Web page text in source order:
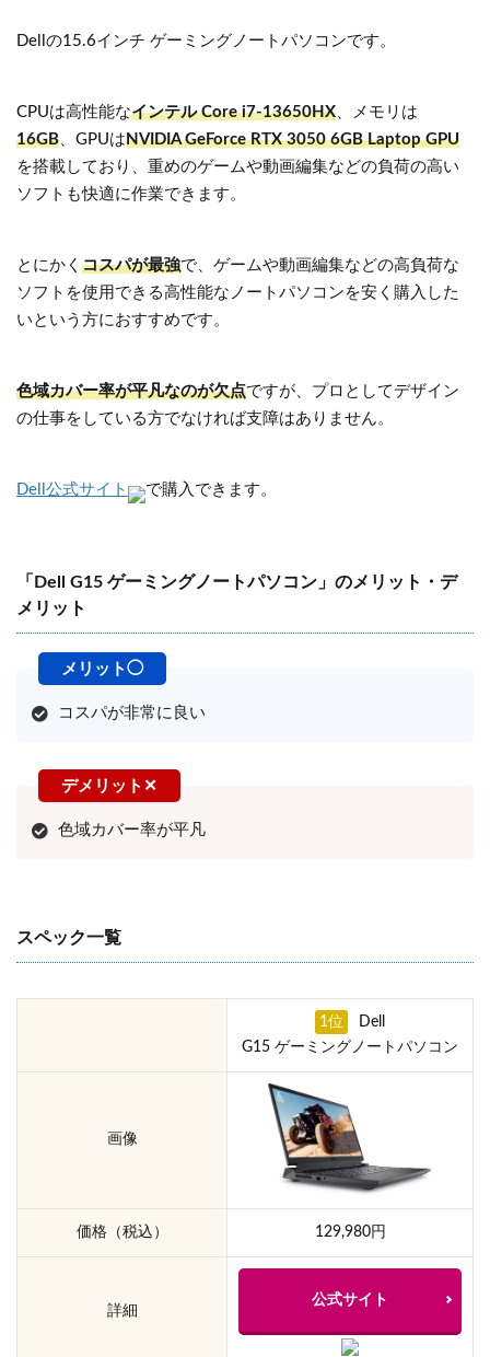
Dellの15.6インチ ゲーミングノートパソコンです。
CPUは高性能なインテル Core i7-13650HX 、メモリは
16GB 、GPUはNVIDIA GeForce RTX 3050 6GB Laptop GPU
を搭載しており、重めのゲームや動画編集などの負荷の高い
ソフトも快適に作業できます。
とにかく コスパが最強で、ゲームや動画編集などの高負荷な
ソフトを使用できる高性能なノートパソコンを安く購入した
いという方におすすめです。
色域カバー率が平凡なのが欠点ですが、プロとしてデザイン
の仕事をしている方でなければ支障はありません。
Dell公式サイト で購入できます。
「Dell G15 ゲーミングノートパソコン」のメリット・デ
メリット
コスパが非常に良い
色域カバー率が平凡
スペック一覧
1位
Dell
G15 ゲーミングノートパソコン
画像
価格（税込） 129,980円
詳細
公式サイト